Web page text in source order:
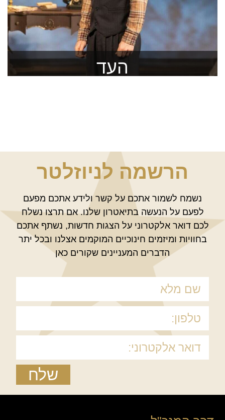
העד
הרשמה לניוזלטר
נשמח לשמור אתכם על קשר ולידע אתכם מפעם
לפעם על הנעשה בתיאטרון שלנו. אם תרצו נשלח
לכם דואר אלקטרוני על הצגות חדשות, נשתף אתכם
בחוויות ומיזמים חינוכיים המוקמים אצלנו ובכל יתר
הדברים המעניינים שקורים כאן
שלח